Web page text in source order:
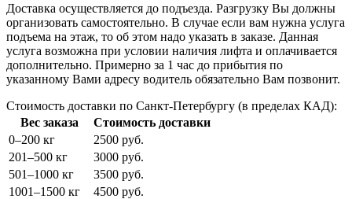
Доставка осуществляется до подъезда. Разгрузку Вы должны
организовать самостоятельно. В случае если вам нужна услуга
подъема на этаж, то об этом надо указать в заказе. Данная
услуга возможна при условии наличия лифта и оплачивается
дополнительно. Примерно за 1 час до прибытия по
указанному Вами адресу водитель обязательно Вам позвонит.
Стоимость доставки по Санкт-Петербургу (в пределах КАД):
Вес заказа
Стоимость доставки
0–200 кг
2500 руб.
201–500 кг
3000 руб.
501–1000 кг
3500 руб.
1001–1500 кг
4500 руб.